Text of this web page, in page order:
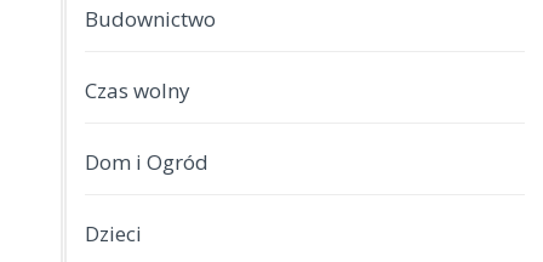
Budownictwo
Czas wolny
Dom i Ogród
Dzieci